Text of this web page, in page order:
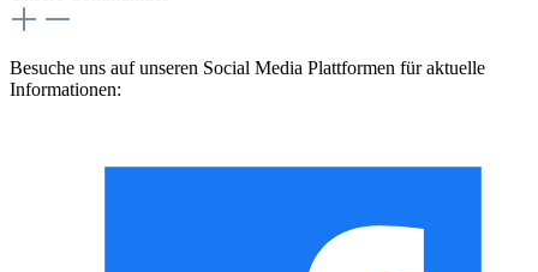
Besuche uns auf unseren Social Media Plattformen für aktuelle
Informationen: